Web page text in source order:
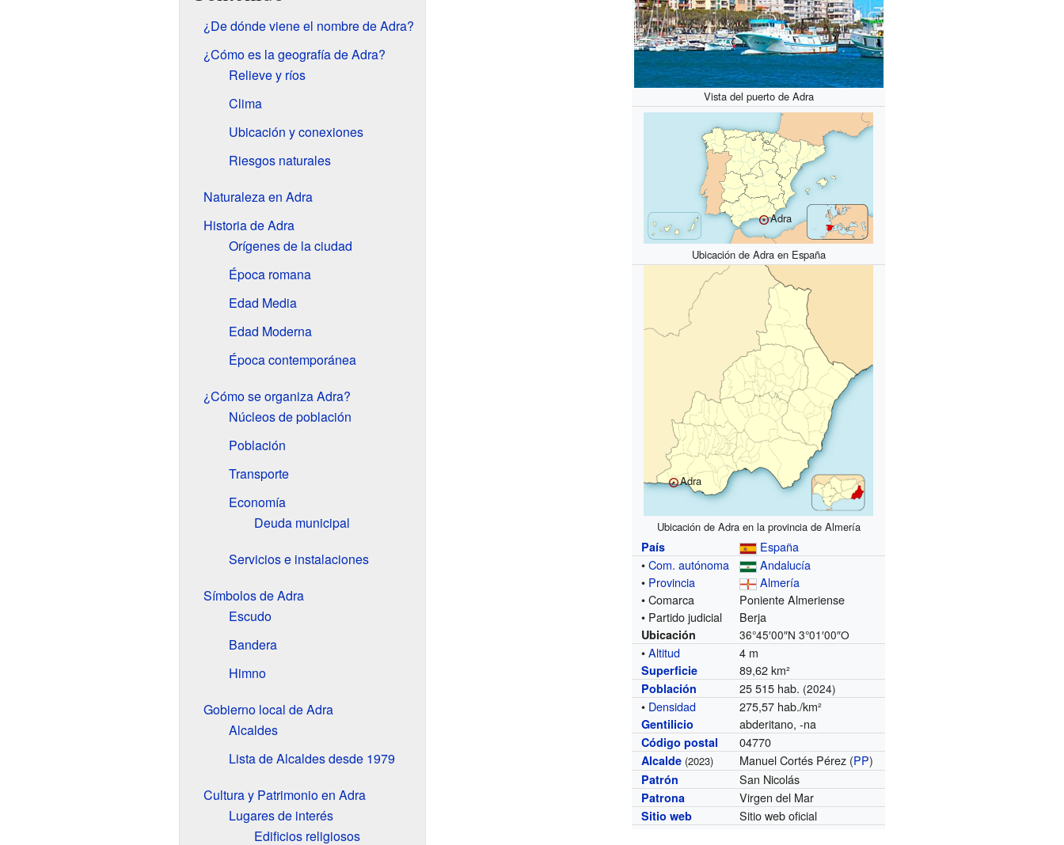
Vista del puerto de Adra
Adra
Ubicación de Adra en España
Adra
Ubicación de Adra en la provincia de Almería
País
España
•Com. autónoma
Andalucía
• Provincia
Almería
• Comarca
Poniente Almeriense
• Partido judicial
Berja
Ubicación 36°45′00″N 3°01′00″O
•Altitud 4 m
Superficie 89,62 km²
Población 25 515 hab. (2024)
• Densidad 275,57 hab./km²
Gentilicio abderitano, -na
Código postal 04770
Alcalde (2023) Manuel Cortés Pérez (PP)
Patrón San Nicolás
Patrona Virgen del Mar
Sitio web Sitio web oficial
¿De dónde viene el nombre de Adra?
¿Cómo es la geografía de Adra?
Relieve y ríos
Clima
Ubicación y conexiones
Riesgos naturales
Naturaleza en Adra
Historia de Adra
Orígenes de la ciudad
Época romana
Edad Media
Edad Moderna
Época contemporánea
¿Cómo se organiza Adra?
Núcleos de población
Población
Transporte
Economía
Deuda municipal
Servicios e instalaciones
Símbolos de Adra
Escudo
Bandera
Himno
Gobierno local de Adra
Alcaldes
Lista de Alcaldes desde 1979
Cultura y Patrimonio en Adra
Lugares de interés
Edificios religiosos